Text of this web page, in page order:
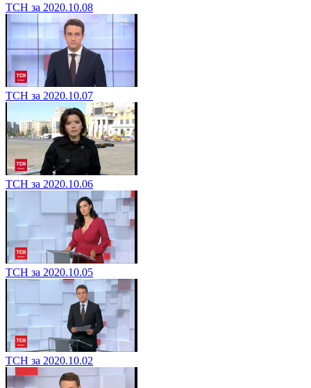
ТСН за 2020.10.08
ТСН за 2020.10.07
ТСН за 2020.10.06
ТСН за 2020.10.05
ТСН за 2020.10.02